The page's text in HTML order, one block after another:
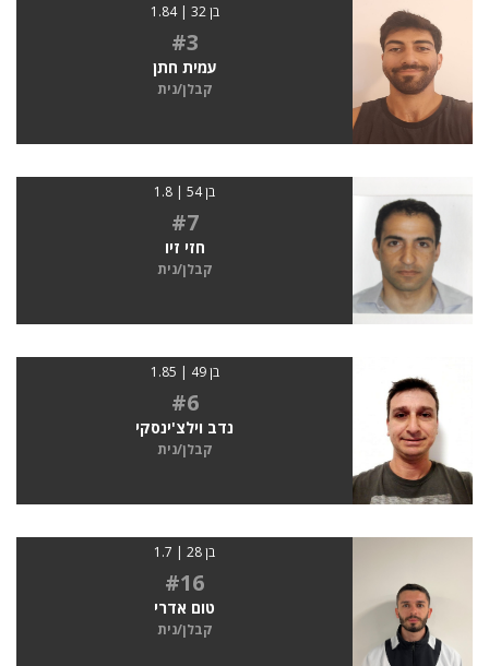
בן 32 | 1.84
#3
עמית חתן
קבלן/נית
בן 54 | 1.8
#7
חזי זיו
קבלן/נית
בן 49 | 1.85
#6
נדב וילצ'ינסקי
קבלן/נית
בן 28 | 1.7
#16
טום אדרי
קבלן/נית